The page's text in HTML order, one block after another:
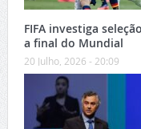
FIFA investiga
a final do Mundial
20 Julho, 2026 - 20:09